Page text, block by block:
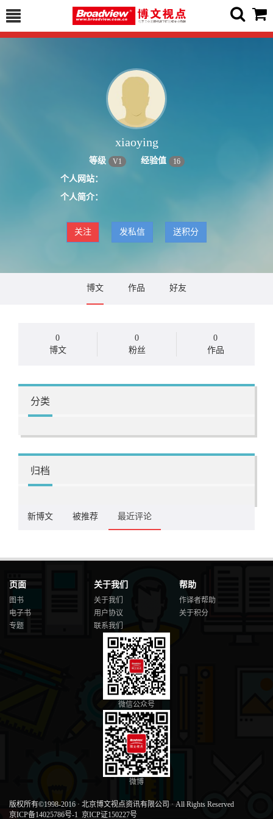
xiaoying
等级 V1 经验值 16
个人网站：
个人简介：
关注 发私信 送积分
博文 作品 好友
0
博文
0
粉丝
0
作品
分类
归档
新博文 被推荐 最近评论
页面
图书
电子书
专题
关于我们
关于我们
用户协议
联系我们
帮助
作译者帮助
关于积分
微信公众号
微博
版权所有©1998-2016 · 北京博文视点资讯有限公司 · All Rights Reserved
京ICP备14025786号-1 京ICP证150227号